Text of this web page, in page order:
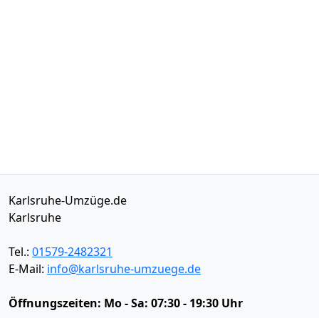
Karlsruhe-Umzüge.de
Karlsruhe
Tel.: 01579-2482321
E-Mail: info@karlsruhe-umzuege.de
Öffnungszeiten: Mo - Sa: 07:30 - 19:30 Uhr